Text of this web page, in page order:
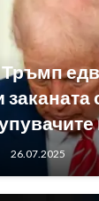
Тръмп
26.07.2025